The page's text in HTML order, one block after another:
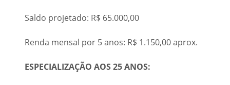
Saldo projetado: R$ 65.000,00
Renda mensal por 5 anos: R$ 1.150,00 aprox.
ESPECIALIZAÇÃO AOS 25 ANOS: